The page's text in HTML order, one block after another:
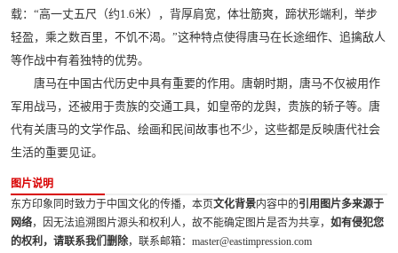
载：“高一丈五尺（约1.6米），背厚肩宽，体壮筋爽，蹄状形端利，举步
轻盈，乘之数百里，不饥不渴。”这种特点使得唐马在长途细作、追擒敌人
等作战中有着独特的优势。
唐马在中国古代历史中具有重要的作用。唐朝时期，唐马不仅被用作
军用战马，还被用于贵族的交通工具，如皇帝的龙舆，贵族的轿子等。唐
代有关唐马的文学作品、绘画和民间故事也不少，这些都是反映唐代社会
生活的重要见证。
图片说明
东方印象同时致力于中国文化的传播，本页文化背景内容中的引用图片多来源于
网络，因无法追溯图片源头和权利人，故不能确定图片是否为共享， 如有侵犯您
的权利，请联系我们删除，联系邮箱：master@eastimpression.com